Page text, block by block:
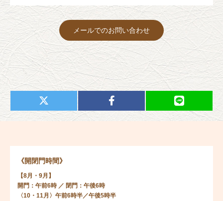
メールでのお問い合わせ
《開閉門時間》
【8月・9月】
開門：午前6時 ／ 閉門：午後6時
〈10・11月〉午前6時半／午後5時半